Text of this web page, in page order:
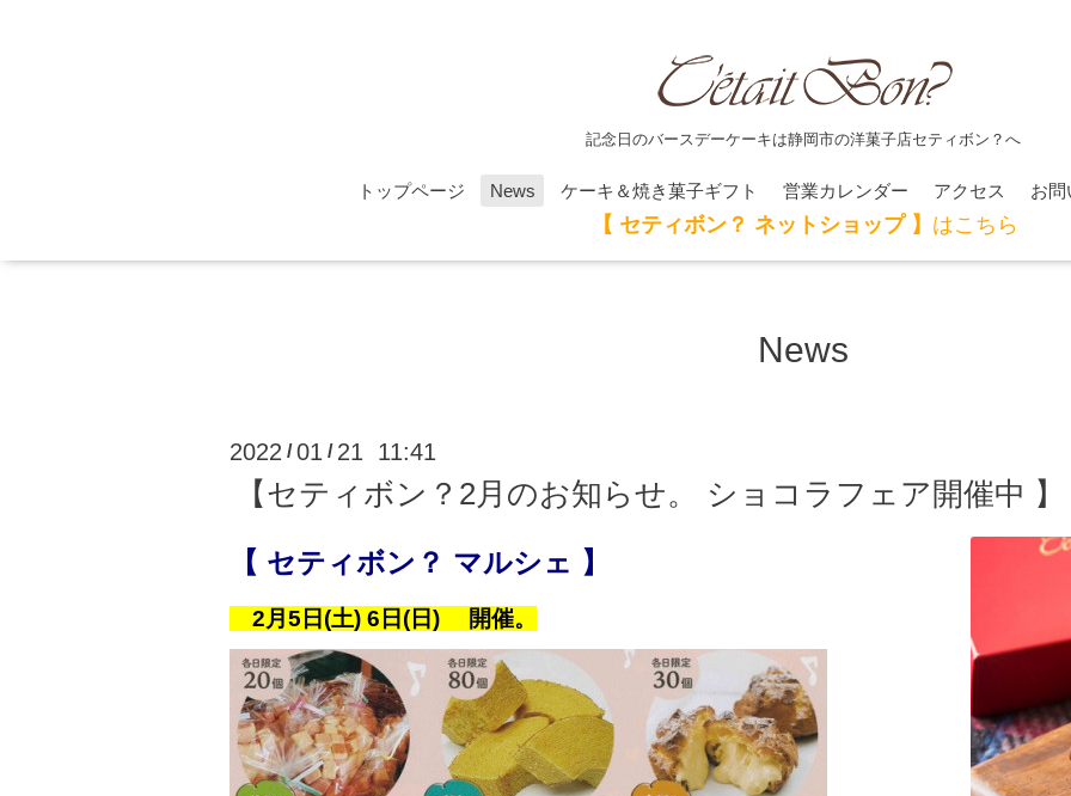
記念日のバースデーケーキは静岡市の洋菓子店セティボン？へ
トップページ News ケーキ＆焼き菓子ギフト 営業カレンダー アクセス お問
【 セティボン？ ネットショップ 】 はこちら
News
2022 /01 / 21 11:41
【セティボン？2月のお知らせ。 ショコラフェア開催中 】
【 セティボン？ マルシェ 】
2月5日(土) 6日(日) 開催。